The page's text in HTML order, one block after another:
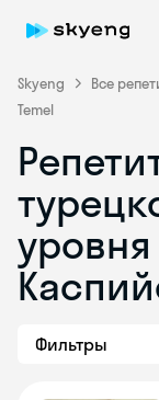
Skyeng Все
Temel
уровня
Фильтры
Skyeng